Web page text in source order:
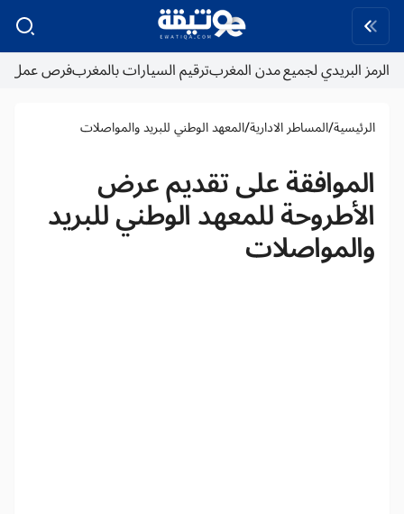
الرمز البريدي لجميع مدن المغربترقيم السيارات بالمغربفرص عمل
الرئيسية/المساطر الادارية/المعهد الوطني للبريد والمواصلات
الموافقة على تقديم عرض
الأطروحة للمعهد الوطني للبريد
والمواصلات